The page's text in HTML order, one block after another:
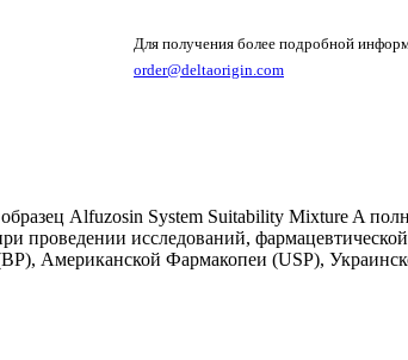
Для получения более подробной
order@deltaorigin.com
Alfuzosin System Suitability Mixture A
проведении исследований,
Американской Фармакопеи (USP),